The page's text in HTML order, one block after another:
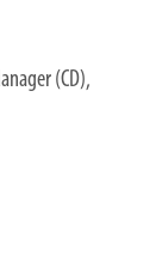
(CD),